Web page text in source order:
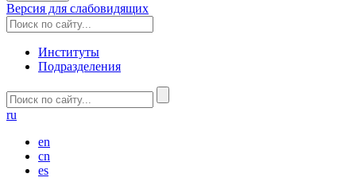
Версия для слабовидящих
Институты
Подразделения
ru
en
cn
es